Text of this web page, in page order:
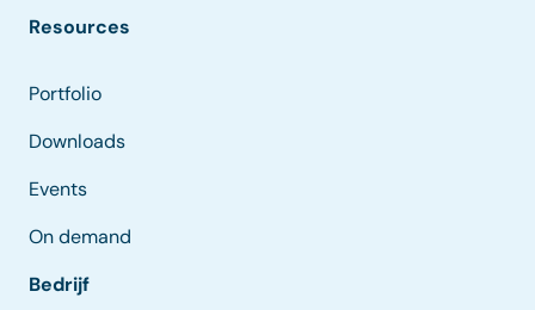
Resources
Portfolio
Downloads
Events
On demand
Bedrijf